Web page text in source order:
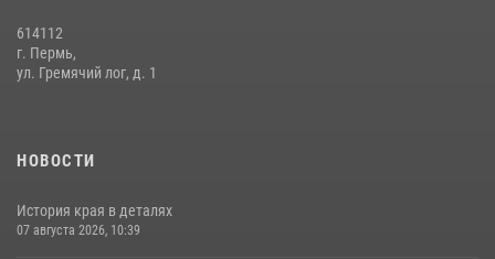
03 августа 2026, 06:00
История края в деталях
614112
г. Пермь,
ул. Гремячий лог, д. 1
НОВОСТИ
История края в деталях
07 августа 2026, 10:39